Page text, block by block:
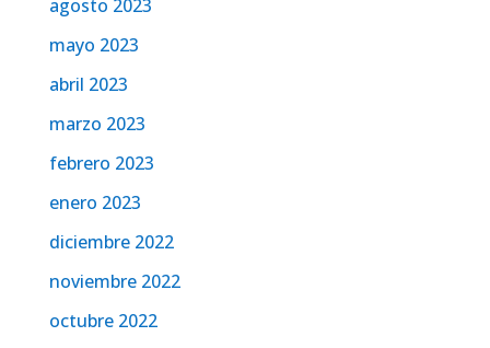
agosto 2023
mayo 2023
abril 2023
marzo 2023
febrero 2023
enero 2023
diciembre 2022
noviembre 2022
octubre 2022